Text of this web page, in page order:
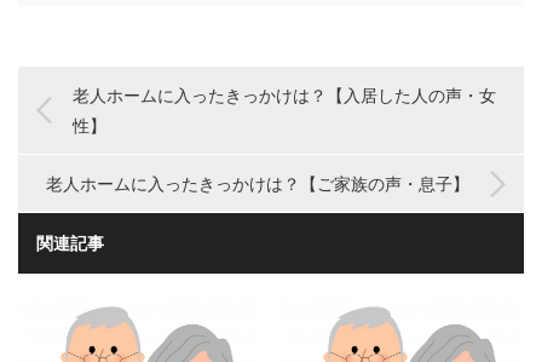
老人ホームに入ったきっかけは？【入居した人の声・女
性】
老人ホームに入ったきっかけは？【ご家族の声・息子】
関連記事